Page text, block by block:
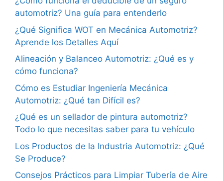
automotriz? Una guía para entenderlo
¿Qué Significa WOT en Mecánica Automotriz?
Aprende los Detalles Aquí
Alineación y Balanceo Automotriz: ¿Qué es y
cómo funciona?
Cómo es Estudiar Ingeniería Mecánica
Automotriz: ¿Qué tan Difícil es?
¿Qué es un sellador de pintura automotriz?
Todo lo que necesitas saber para tu vehículo
Los Productos de la Industria Automotriz: ¿Qué
Se Produce?
Consejos Prácticos para Limpiar Tubería de Aire